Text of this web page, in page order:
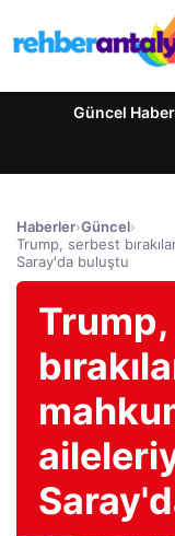
Güncel
Haberler›Güncel›
Trump, serbest
Saray'da buluştu